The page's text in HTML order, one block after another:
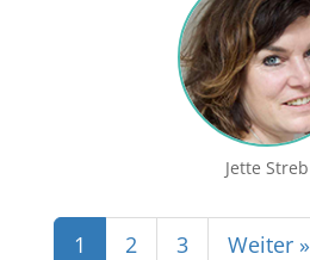
Jette Streb
1 2 3 Weiter »